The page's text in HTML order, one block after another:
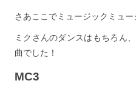
さあここでミュージックミュー
ミクさんのダンスはもちろん
曲でした！
MC3